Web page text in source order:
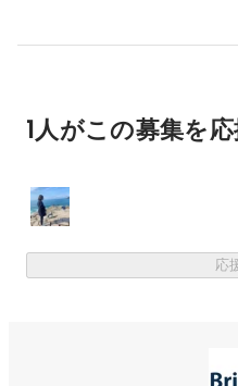
＊
4月19日(金)18:00～19:00
※申し込み期限は2営業日前の
◆ 開催内容
新規事業部立ち上げメンバー
たします！
◎新規事業の立ち上げに興味
◎ソフトウエア開発者とのネ
1人がこの募集を
応